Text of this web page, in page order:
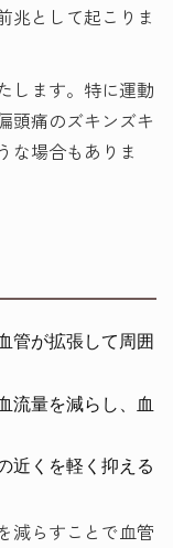
兆として起こりま
します。特に運動
頭痛のズキンズキ
な場合もありま
管が拡張して周囲
流量を減らし、血
近くを軽く抑える
減らすことで血管